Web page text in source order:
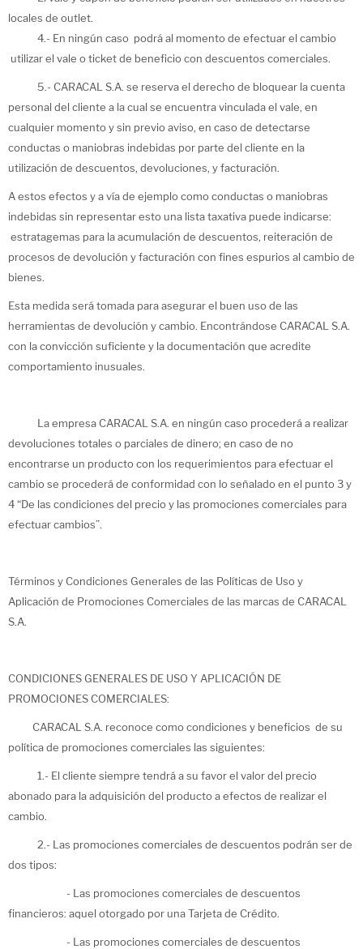
locales de outlet.
4.- En ningún caso podrá al momento de efectuar el cambio
utilizar el vale o ticket de beneficio con descuentos comerciales.
5.- CARACAL S.A. se reserva el derecho de bloquear la cuenta
personal del cliente a la cual se encuentra vinculada el vale, en
cualquier momento y sin previo aviso, en caso de detectarse
conductas o maniobras indebidas por parte del cliente en la
utilización de descuentos, devoluciones, y facturación.
A estos efectos y a vía de ejemplo como conductas o maniobras
indebidas sin representar esto una lista taxativa puede indicarse:
estratagemas para la acumulación de descuentos, reiteración de
procesos de devolución y facturación con fines espurios al cambio de
bienes.
Esta medida será tomada para asegurar el buen uso de las
herramientas de devolución y cambio. Encontrándose CARACAL S.A.
con la convicción suficiente y la documentación que acredite
comportamiento inusuales.
La empresa CARACAL S.A. en ningún caso procederá a realizar
devoluciones totales o parciales de dinero; en caso de no
encontrarse un producto con los requerimientos para efectuar el
cambio se procederá de conformidad con lo señalado en el punto 3 y
4 “De las condiciones del precio y las promociones comerciales para
efectuar cambios”.
Términos y Condiciones Generales de las Políticas de Uso y
Aplicación de Promociones Comerciales de las marcas de CARACAL
S.A.
CONDICIONES GENERALES DE USO Y APLICACIÓN DE
PROMOCIONES COMERCIALES:
CARACAL S.A. reconoce como condiciones y beneficios de su
política de promociones comerciales las siguientes:
1.- El cliente siempre tendrá a su favor el valor del precio
abonado para la adquisición del producto a efectos de realizar el
cambio.
2.- Las promociones comerciales de descuentos podrán ser de
dos tipos:
- Las promociones comerciales de descuentos
financieros: aquel otorgado por una Tarjeta de Crédito.
- Las promociones comerciales de descuentos